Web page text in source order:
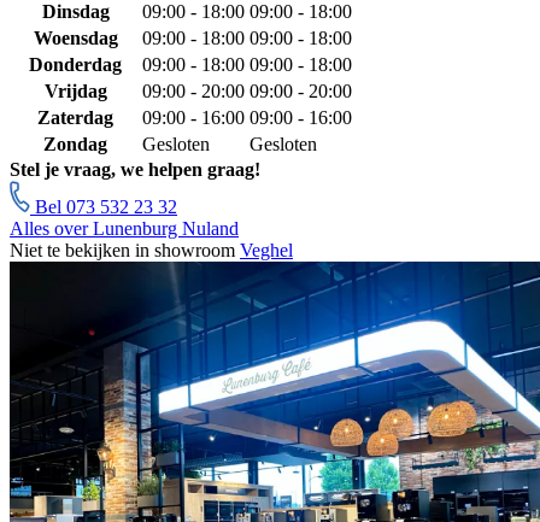
Dinsdag
09:00 - 18:00 09:00 - 18:00
Woensdag
09:00 - 18:00 09:00 - 18:00
Donderdag
09:00 - 18:00 09:00 - 18:00
Vrijdag
09:00 - 20:00 09:00 - 20:00
Zaterdag
09:00 - 16:00 09:00 - 16:00
Zondag
Gesloten
Gesloten
Stel je vraag, we helpen graag!
Bel 073 532 23 32
Alles over Lunenburg Nuland
Niet te bekijken in showroom Veghel